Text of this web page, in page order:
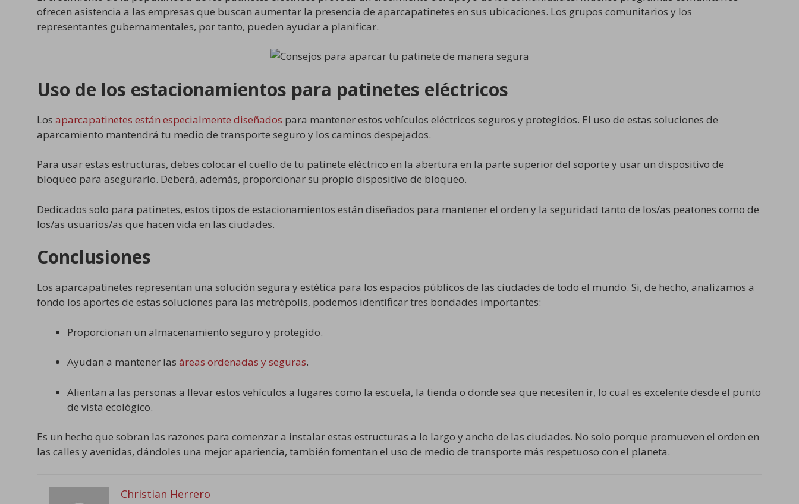
ofrecen asistencia a las empresas que buscan aumentar la presencia de aparcapatinetes en sus ubicaciones. Los grupos comunitarios y los
representantes gubernamentales, por tanto, pueden ayudar a planificar.
Uso de los estacionamientos para patinetes eléctricos
Los aparcapatinetes están especialmente diseñados para mantener estos vehículos eléctricos seguros y protegidos. El uso de estas soluciones de
aparcamiento mantendrá tu medio de transporte seguro y los caminos despejados.
Para usar estas estructuras, debes colocar el cuello de tu patinete eléctrico en la abertura en la parte superior del soporte y usar un dispositivo de
bloqueo para asegurarlo. Deberá, además, proporcionar su propio dispositivo de bloqueo.
Dedicados solo para patinetes, estos tipos de estacionamientos están diseñados para mantener el orden y la seguridad tanto de los/as peatones como de
los/as usuarios/as que hacen vida en las ciudades.
Conclusiones
Los aparcapatinetes representan una solución segura y estética para los espacios públicos de las ciudades de todo el mundo. Si, de hecho, analizamos a
fondo los aportes de estas soluciones para las metrópolis, podemos identificar tres bondades importantes:
Proporcionan un almacenamiento seguro y protegido.
Ayudan a mantener las áreas ordenadas y seguras.
Alientan a las personas a llevar estos vehículos a lugares como la escuela, la tienda o donde sea que necesiten ir, lo cual es excelente desde el punto
de vista ecológico.
Es un hecho que sobran las razones para comenzar a instalar estas estructuras a lo largo y ancho de las ciudades. No solo porque promueven el orden en
las calles y avenidas, dándoles una mejor apariencia, también fomentan el uso de medio de transporte más respetuoso con el planeta.
Christian Herrero